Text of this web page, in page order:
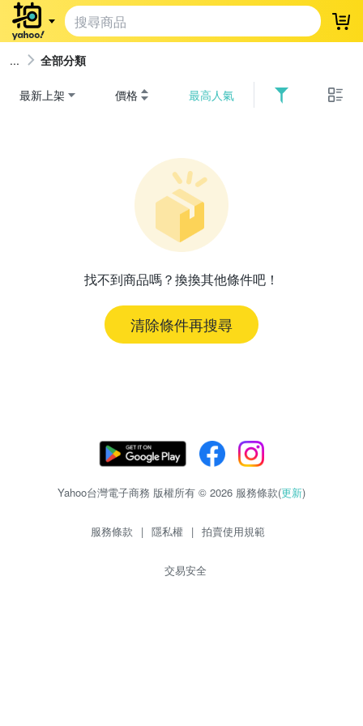
登
全部分類
最新上架 價格 最高人氣
找不到商品嗎？換換其他條件吧！
清除條件再搜尋
Yahoo台灣電子商務 版權所有 © 2026 服務條款(更新)
服務條款 | 隱私權 | 拍賣使用規範
交易安全